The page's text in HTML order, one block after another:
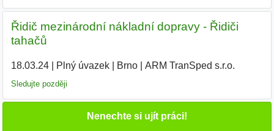
Řidič mezinárodní nákladní dopravy - Řidiči
tahačů
18.03.24| Plný úvazek| Brno| ARM TranSped s.r.o.
Sledujte později
Nenechte si ujít práci!